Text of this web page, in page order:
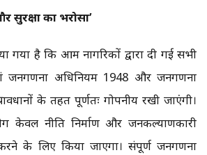
सुरक्षा का भरोसा’
गया है कि आम नागरिकों द्वारा दी गई सभी
जनगणना अधिनियम 1948 और जनगणना
के तहत पूर्णतः गोपनीय रखी जाएंगी।
केवल नीति निर्माण और जनकल्याणकारी
के लिए किया जाएगा। संपूर्ण जनगणना